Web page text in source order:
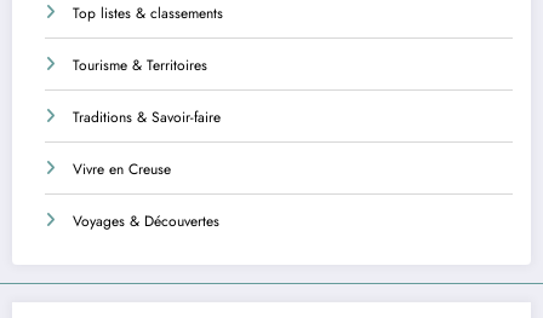
Top listes & classements
Tourisme & Territoires
Traditions & Savoir-faire
Vivre en Creuse
Voyages & Découvertes